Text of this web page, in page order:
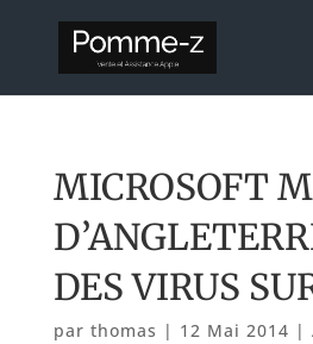
MICROSOFT
DES VIRUS
par thomas | 12 Mai 2014 |